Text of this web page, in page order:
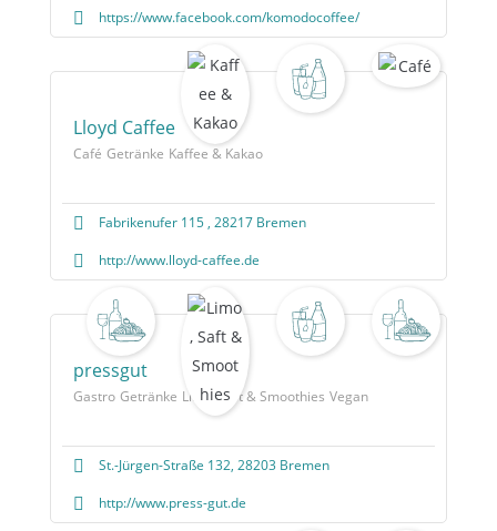
https://www.facebook.com/komodocoffee/
Lloyd Caffee
Café Getränke Kaffee & Kakao
Fabrikenufer 115 , 28217 Bremen
http://www.lloyd-caffee.de
pressgut
Gastro Getränke Limo, Saft & Smoothies Vegan
St.-Jürgen-Straße 132, 28203 Bremen
http://www.press-gut.de